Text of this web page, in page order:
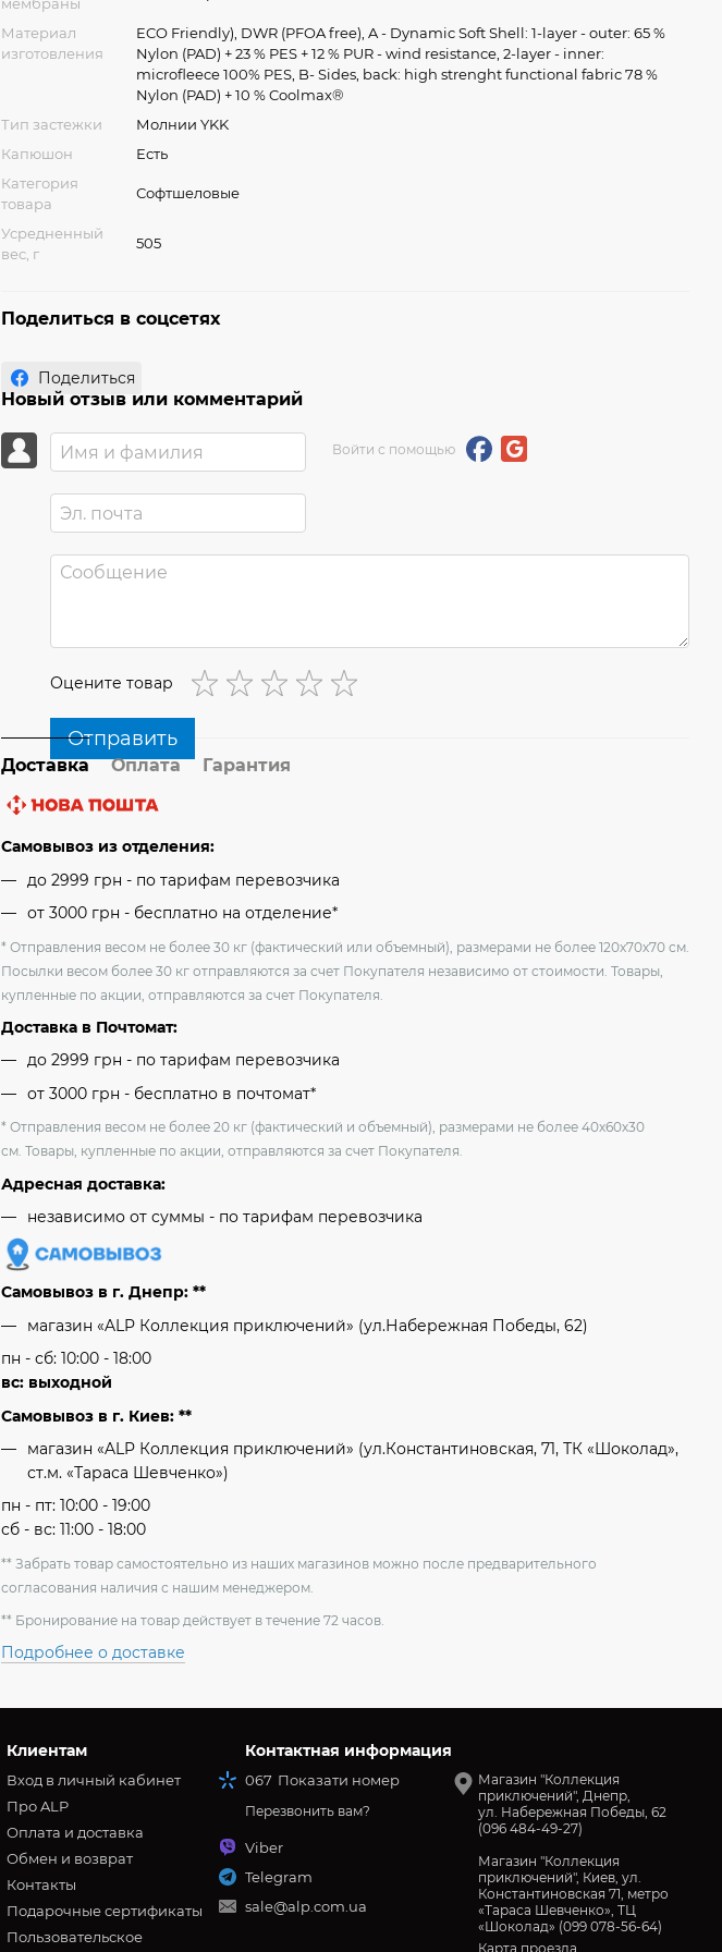
Материал
изготовления
ECO Friendly), DWR (PFOA free), A - Dynamic Soft Shell: 1-layer - outer: 65 %
Nylon (PAD) + 23 % PES + 12 % PUR - wind resistance, 2-layer - inner:
microfleece 100% PES, B- Sides, back: high strenght functional fabric 78 %
Nylon (PAD) + 10 % Coolmax®
Тип застежки
Молнии YKK
Капюшон
Есть
Категория
товара
Софтшеловые
Усредненный
вес, г
505
Поделиться в соцсетях
Поделиться
Новый отзыв или комментарий
Войти с помощью
Оцените товар
Отправить
Доставка Оплата Гарантия
Самовывоз из отделения:
до 2999 грн - по тарифам перевозчика
от 3000 грн - бесплатно на отделение*
* Отправления весом не более 30 кг (фактический или объемный), размерами не более 120х70х70 см.
Посылки весом более 30 кг отправляются за счет Покупателя независимо от стоимости. Товары,
купленные по акции, отправляются за счет Покупателя.
Доставка в Почтомат:
до 2999 грн - по тарифам перевозчика
от 3000 грн - бесплатно в почтомат*
* Отправления весом не более 20 кг (фактический и объемный), размерами не более 40х60х30
см. Товары, купленные по акции, отправляются за счет Покупателя.
Адресная доставка:
независимо от cуммы - по тарифам перевозчика
Самовывоз в г. Днепр: **
магазин «ALP Коллекция приключений» (ул.Набережная Победы, 62)
пн - сб: 10:00 - 18:00
вс: выходной
Самовывоз в г. Киев: **
магазин «ALP Коллекция приключений» (ул.Константиновская, 71, ТК «Шоколад»,
ст.м. «Тараса Шевченко»)
пн - пт: 10:00 - 19:00
сб - вс: 11:00 - 18:00
** Забрать товар самостоятельно из наших магазинов можно после предварительного
согласования наличия с нашим менеджером.
** Бронирование на товар действует в течение 72 часов.
Подробнее о доставке
Клиентам
Вход в личный кабинет
Про ALP
Оплата и доставка
Обмен и возврат
Контакты
Подарочные сертификаты
Пользовательское
Контактная информация
067 Показати номер
Перезвонить вам?
Viber
Telegram
sale@alp.com.ua
Магазин "Коллекция
приключений", Днепр,
ул. Набережная Победы, 62
(096 484-49-27)
Магазин "Коллекция
приключений", Киев, ул.
Константиновская 71, метро
«Тараса Шевченко», ТЦ
«Шоколад» (099 078-56-64)
Карта проезда